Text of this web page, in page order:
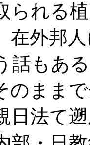
られる
在外邦
話もあ
のまま
日法て